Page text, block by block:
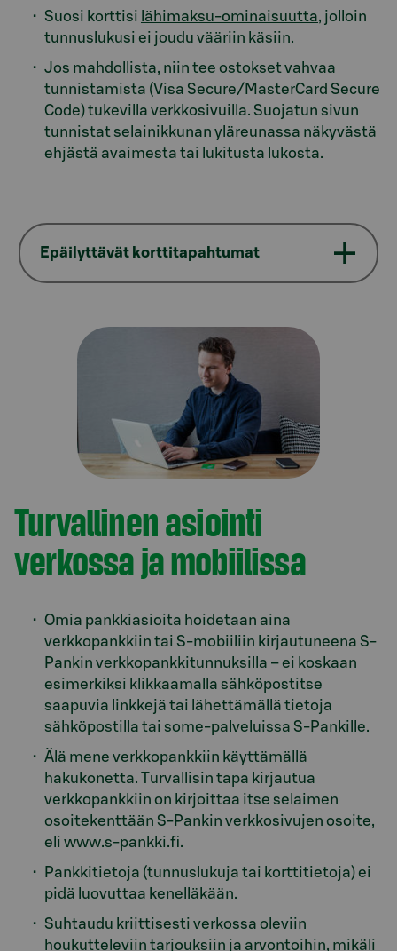
Suosi korttisi lähimaksu-ominaisuutta, jolloin
tunnuslukusi ei joudu vääriin käsiin.
Jos mahdollista, niin tee ostokset vahvaa
tunnistamista (Visa Secure/MasterCard Secure
Code) tukevilla verkkosivuilla. Suojatun sivun
tunnistat selainikkunan yläreunassa näkyvästä
ehjästä avaimesta tai lukitusta lukosta.
Epäilyttävät korttitapahtumat
Model.AnchorLinkTargetDescription Asiointi
Turvallinen asiointi
verkossa ja mobiilissa
Omia pankkiasioita hoidetaan aina
verkkopankkiin tai S-mobiiliin kirjautuneena S-
Pankin verkkopankkitunnuksilla – ei koskaan
esimerkiksi klikkaamalla sähköpostitse
saapuvia linkkejä tai lähettämällä tietoja
sähköpostilla tai some-palveluissa S-Pankille.
Älä mene verkkopankkiin käyttämällä
hakukonetta. Turvallisin tapa kirjautua
verkkopankkiin on kirjoittaa itse selaimen
osoitekenttään S-Pankin verkkosivujen osoite,
eli www.s-pankki.fi.
Pankkitietoja (tunnuslukuja tai korttitietoja) ei
pidä luovuttaa kenelläkään.
Suhtaudu kriittisesti verkossa oleviin
houkutteleviin tarjouksiin ja arvontoihin, mikäli